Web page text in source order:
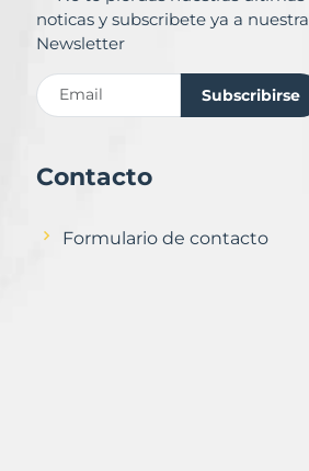
noticas y subscribete ya a nuestra
Newsletter
Subscribirse
Contacto
Formulario de contacto